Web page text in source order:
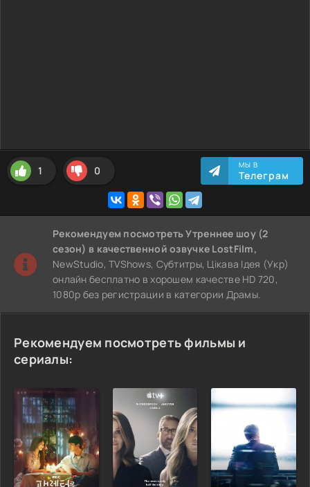
1 0 МЫ В
Телеграм
Рекомендуем посмотреть Утреннее шоу (2
сезон) в качественной озвучке LostFilm,
NewStudio, TVShows, Субтитры, Цікава Ідея (Укр)
онлайн бесплатно в хорошем качестве HD 720,
1080p без регистрации в категории Драмы.
Рекомендуем посмотреть фильмы и
сериалы: